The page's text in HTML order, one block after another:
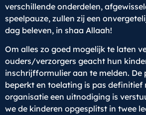
verschillende onderdelen,
speelpauze, zullen zij een
dag beleven, in shaa Allaah!
Om alles zo goed mogelijk te laten
ouders/verzorgers geacht hun
inschrijfformulier aan te melden. De
beperkt en toelating is pas definitief
organisatie een uitnodiging is
we de kinderen opgesplitst in twee